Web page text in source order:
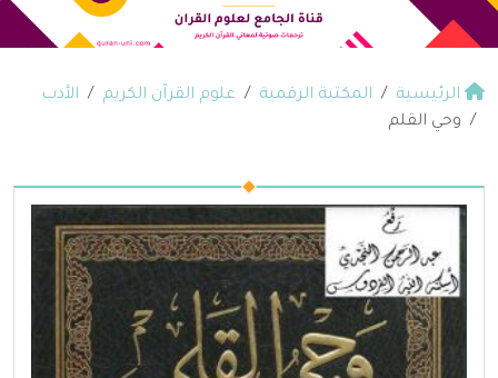
الرئيسية المكتبة الرقمية علوم القرآن الكريم
الأدب
وحي القلم